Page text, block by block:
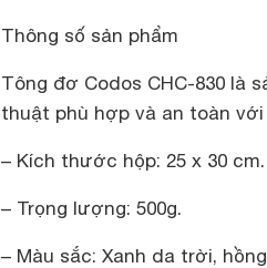
Thông số sản phẩm
Tông đơ Codos CHC-830 là
thuật phù hợp và an toàn
– Kích thước hộp: 25 x 30 cm.
– Trọng lượng: 500g.
– Màu sắc: Xanh da trời,